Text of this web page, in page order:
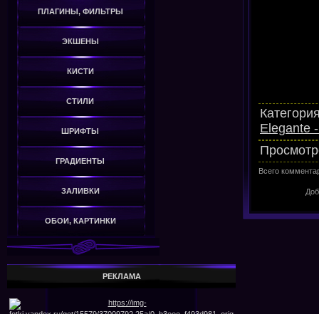
ПЛАГИНЫ, ФИЛЬТРЫ
ЭКШЕНЫ
КИСТИ
СТИЛИ
ШРИФТЫ
ГРАДИЕНТЫ
ЗАЛИВКИ
ОБОИ, КАРТИНКИ
РЕКЛАМА
Elegante
Всего